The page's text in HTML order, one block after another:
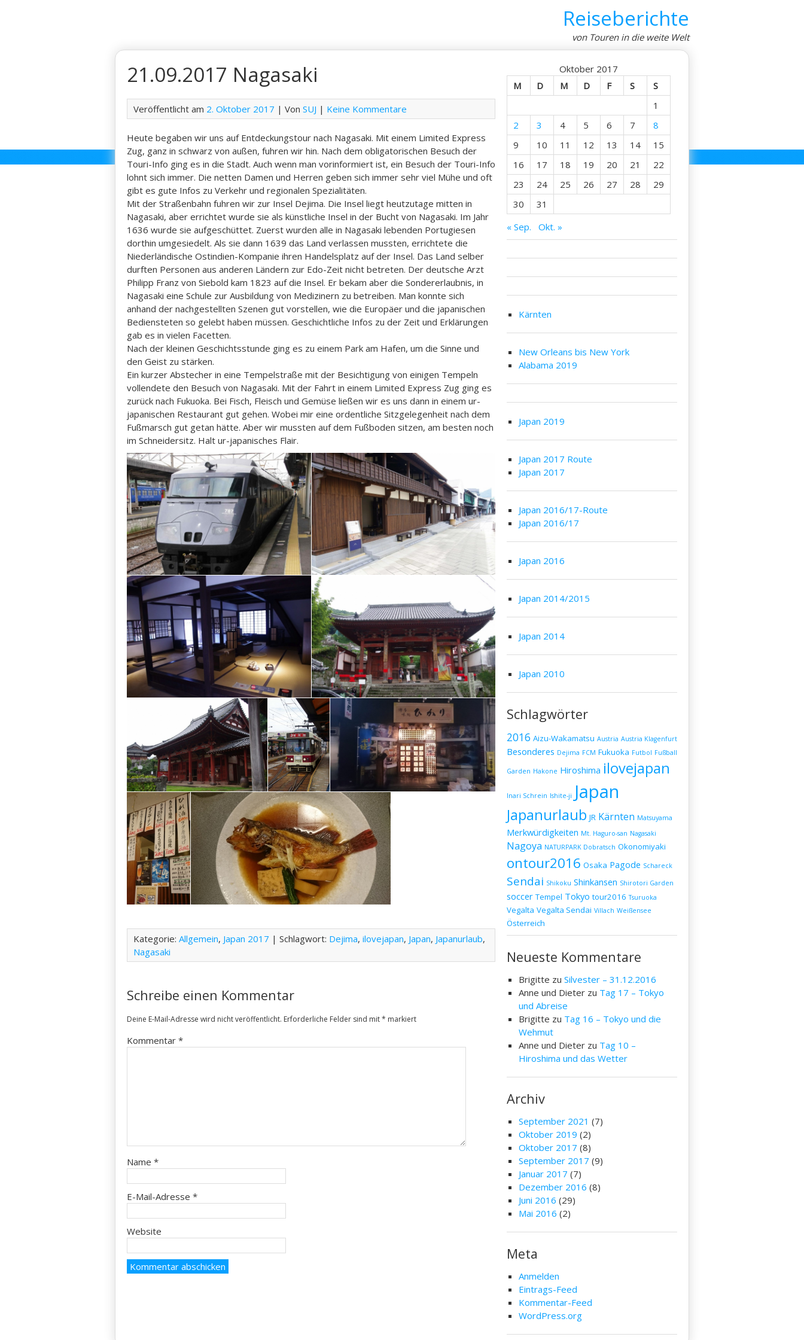
Reiseberichte
von Touren in die weite Welt
21.09.2017 Nagasaki
Veröffentlicht am 2. Oktober 2017 | VonSUJ | Keine Kommentare
Heute begaben wir uns auf Entdeckungstour nach Nagasaki. Mit einem Limited Express
Zug, ganz in schwarz von außen, fuhren wir hin. Nach dem obligatorischen Besuch der
Touri-Info ging es in die Stadt. Auch wenn man vorinformiert ist, ein Besuch der Touri-Info
lohnt sich immer. Die netten Damen und Herren geben sich immer sehr viel Mühe und oft
gibt es gute Infos zu Verkehr und regionalen Spezialitäten.
Mit der Straßenbahn fuhren wir zur Insel Dejima. Die Insel liegt heutzutage mitten in
Nagasaki, aber errichtet wurde sie als künstliche Insel in der Bucht von Nagasaki. Im Jahr
1636 wurde sie aufgeschüttet. Zuerst wurden alle in Nagasaki lebenden Portugiesen
dorthin umgesiedelt. Als sie dann 1639 das Land verlassen mussten, errichtete die
Niederländische Ostindien-Kompanie ihren Handelsplatz auf der Insel. Das Land selber
durften Personen aus anderen Ländern zur Edo-Zeit nicht betreten. Der deutsche Arzt
Philipp Franz von Siebold kam 1823 auf die Insel. Er bekam aber die Sondererlaubnis, in
Nagasaki eine Schule zur Ausbildung von Medizinern zu betreiben. Man konnte sich
anhand der nachgestellten Szenen gut vorstellen, wie die Europäer und die japanischen
Bediensteten so gelebt haben müssen. Geschichtliche Infos zu der Zeit und Erklärungen
gab es in vielen Facetten.
Nach der kleinen Geschichtsstunde ging es zu einem Park am Hafen, um die Sinne und
den Geist zu stärken.
Ein kurzer Abstecher in eine Tempelstraße mit der Besichtigung von einigen Tempeln
vollendete den Besuch von Nagasaki. Mit der Fahrt in einem Limited Express Zug ging es
zurück nach Fukuoka. Bei Fisch, Fleisch und Gemüse ließen wir es uns dann in einem ur-
japanischen Restaurant gut gehen. Wobei mir eine ordentliche Sitzgelegenheit nach dem
Fußmarsch gut getan hätte. Aber wir mussten auf dem Fußboden sitzen, am besten noch
im Schneidersitz. Halt ur-japanisches Flair.
Kategorie:Allgemein, Japan 2017 | Schlagwort: Dejima,ilovejapan, Japan, Japanurlaub,
Nagasaki
Schreibe einen Kommentar
Deine E-Mail-Adresse wird nicht veröffentlicht. Erforderliche Felder sind mit* markiert
Kommentar*
Name*
E-Mail-Adresse*
Website
Oktober 2017
M
D M D F S
S
1
2
3 4 5 6 7
8
9
10 11 12 13 14
15
16
17 18 19 20 21
22
23
24 25 26 27 28
29
30
31
« Sep.
Okt. »
Kärnten
New Orleans bis New York
Alabama 2019
Japan 2019
Japan 2017 Route
Japan 2017
Japan 2016/17-Route
Japan 2016/17
Japan 2016
Japan 2014/2015
Japan 2014
Japan 2010
Schlagwörter
2016 Aizu-Wakamatsu Austria Austria Klagenfurt
Besonderes Dejima FCM Fukuoka Futbol Fußball
Garden Hakone Hiroshima ilovejapan
Inari Schrein Ishite-ji Japan
Japanurlaub JR Kärnten Matsuyama
Merkwürdigkeiten Mt. Haguro-san Nagasaki
Nagoya NATURPARK Dobratsch Okonomiyaki
ontour2016 Osaka Pagode Schareck
Sendai Shikoku Shinkansen Shirotori Garden
soccer Tempel Tokyo tour2016 Tsuruoka
Vegalta Vegalta Sendai Villach Weißensee
Österreich
Neueste Kommentare
Brigitte zu Silvester – 31.12.2016
Anne und Dieterzu Tag 17 – Tokyo
und Abreise
Brigitte zu Tag 16 – Tokyo und die
Wehmut
Anne und Dieterzu Tag 10 –
Hiroshima und das Wetter
Archiv
September 2021 (7)
Oktober 2019 (2)
Oktober 2017 (8)
September 2017 (9)
Januar 2017 (7)
Dezember 2016 (8)
Juni 2016 (29)
Mai 2016 (2)
Meta
Anmelden
Eintrags-Feed
Kommentar-Feed
WordPress.org